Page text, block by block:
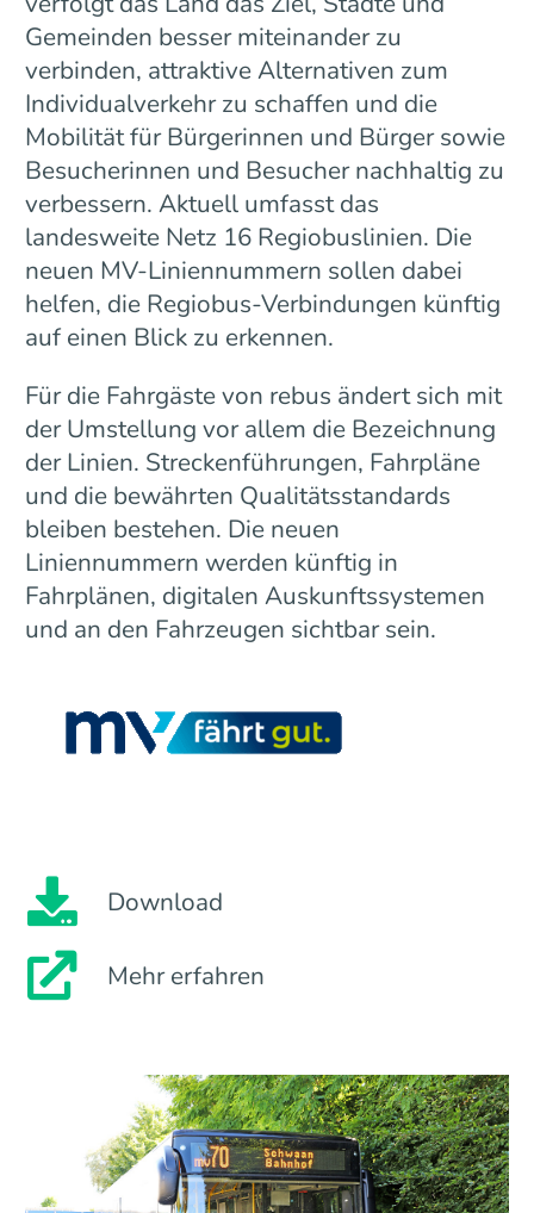
Gemeinden besser miteinander zu
verbinden, attraktive Alternativen zum
Individualverkehr zu schaffen und die
Mobilität für Bürgerinnen und Bürger sowie
Besucherinnen und Besucher nachhaltig zu
verbessern. Aktuell umfasst das
landesweite Netz 16 Regiobuslinien. Die
neuen MV-Liniennummern sollen dabei
helfen, die Regiobus-Verbindungen künftig
auf einen Blick zu erkennen.
Für die Fahrgäste von rebus ändert sich mit
der Umstellung vor allem die Bezeichnung
der Linien. Streckenführungen, Fahrpläne
und die bewährten Qualitätsstandards
bleiben bestehen. Die neuen
Liniennummern werden künftig in
Fahrplänen, digitalen Auskunftssystemen
und an den Fahrzeugen sichtbar sein.
Download
Mehr erfahren